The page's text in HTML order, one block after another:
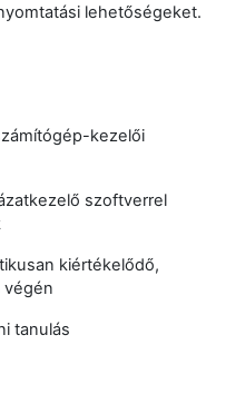
lehetőségeket.
kezelői
szoftverrel
kiértékelődő,
végén
tanulás